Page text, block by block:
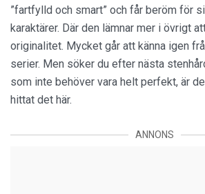
”fartfylld och smart” och får beröm för
karaktärer. Där den lämnar mer i övrigt
originalitet. Mycket går att känna igen
serier. Men söker du efter nästa
som inte behöver vara helt perfekt, är
hittat det här.
ANNONS